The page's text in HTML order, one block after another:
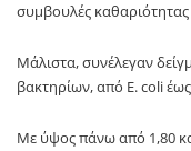
συμβουλές καθαριότητας
Μάλιστα, συνέλεγαν
βακτηρίων, από E. coli
Με ύψος πάνω από 1,80